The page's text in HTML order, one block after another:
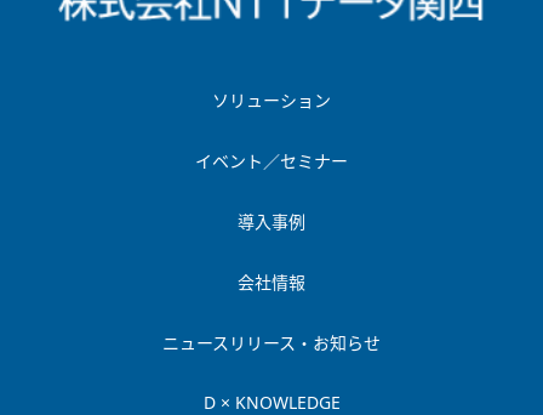
ソリューション
イベント／セミナー
導入事例
会社情報
ニュースリリース・お知らせ
D × KNOWLEDGE